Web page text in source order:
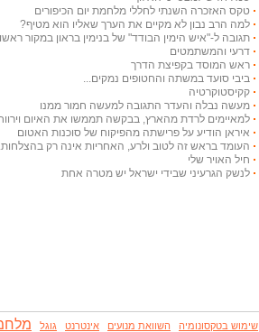
טקס האזכרה השנתי לחללי מלחמת יום הכיפורים
למה הרב נבון לא מקיים את הערך שאליו הוא מטיף?
תגובה ל-"איש הימין הבודד" של בנימין בראון במקור ראשון ב-29 באוגוסט
דרעי והמשתמטים
ראש המוסד בקפיצת הדרך
ביבי סועד במשתה והחטופים נמקים...
קקיסטוקרטיה
מעשה נבלה והעדר התגובה למעשה חמור ממנו
למאיימים לרדת מהארץ, בבקשה תממשו את האיום וירווח
איראן הודיע על פרישתה מהפיקוח של סוכנות האטום
העומד בראש זה לטוב ולרע, האחריות אינה רק
חיל האויר שלי
לנשק הגרעיני שבידי ישראל יש מטרה אחת
שימוש בטקסונומיה השוואת מנועים אינטרנט גוגל